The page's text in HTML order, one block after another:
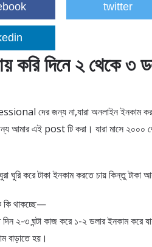
twitter
দিনে ২ থেকে ৩
দের জন্য না,যারা অনলাইন ইনকাম
আমার এই post টি করা। যারা মাসে ২০০০
ঘুরি করে টাকা ইনকাম করতে চায় কিন্তু
কি থাকচ্ছে—
ন ২-৩ ঘন্টা কাজ করে ১-২ ডলার ইনকাম করে
বাড়াতে হয়।